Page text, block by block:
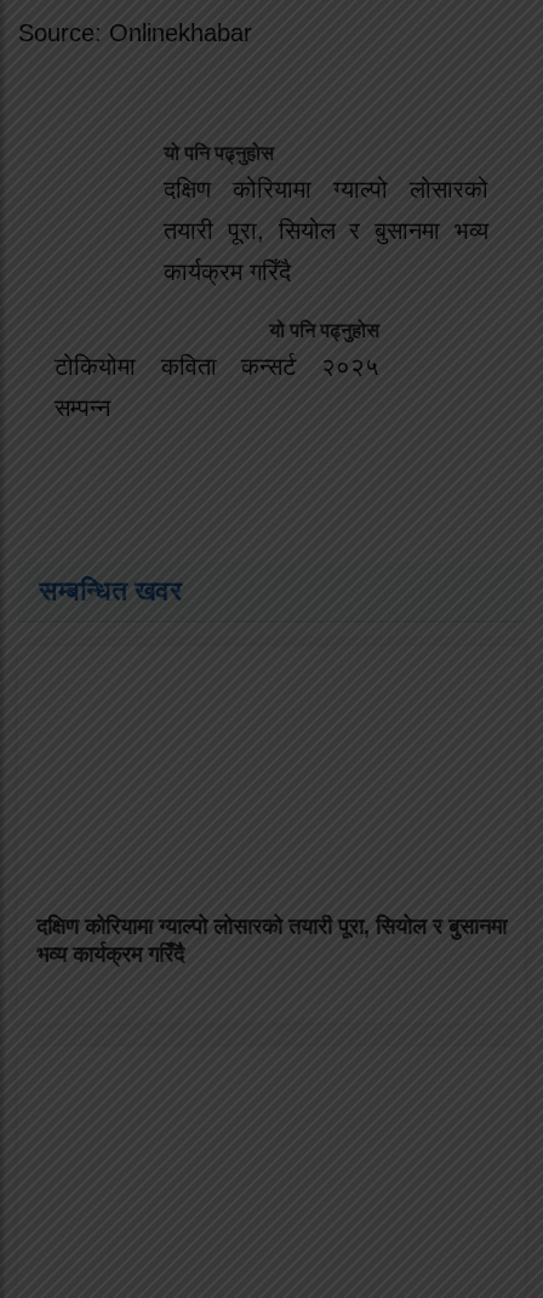
Source: Onlinekhabar
यो पनि पढ्नुहोस
दक्षिण कोरियामा ग्याल्पो लोसारको
तयारी पूरा, सियोल र बुसानमा भव्य
कार्यक्रम गरिँदै
यो पनि पढ्नुहोस
टोकियोमा कविता कन्सर्ट २०२५
सम्पन्न
सम्बन्धित खवर
दक्षिण कोरियामा ग्याल्पो लोसारको तयारी पूरा, सियोल र बुसानमा
भव्य कार्यक्रम गरिँदै